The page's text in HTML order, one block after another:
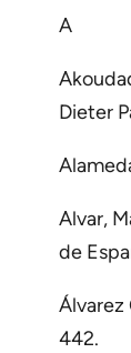
A
Dieter
Alvar,
de
Álvarez
442.